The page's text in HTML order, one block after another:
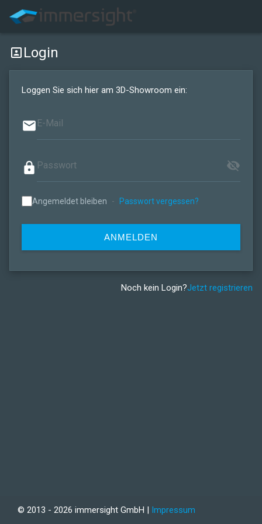
portrait Login
Loggen Sie sich hier am 3D-Showroom ein:
email
lock visibility_off
Angemeldet bleiben - Passwort vergessen?
ANMELDEN
Noch kein Login?Jetzt registrieren
© 2013 - 2026 immersight GmbH | Impressum